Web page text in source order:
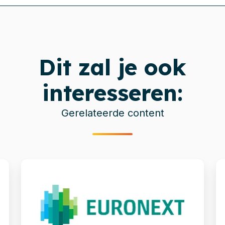
Dit zal je ook
interesseren:
Gerelateerde content
Documentum-
systemen